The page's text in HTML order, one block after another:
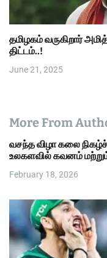
தமிழகம் வருகிறார்
திட்டம்..!
June 21, 2025
More From
வசந்த விழா கலை
உலகளவில் கவனம்
February 18, 2026